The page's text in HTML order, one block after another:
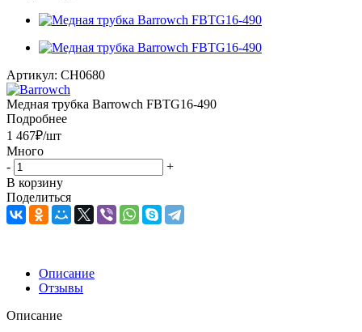
Артикул: CH0680
Медная трубка Barrowch FBTG16-490
Подробнее
1 467₽/шт
Много
-
+
В корзину
Поделиться
Описание
Отзывы
Описание